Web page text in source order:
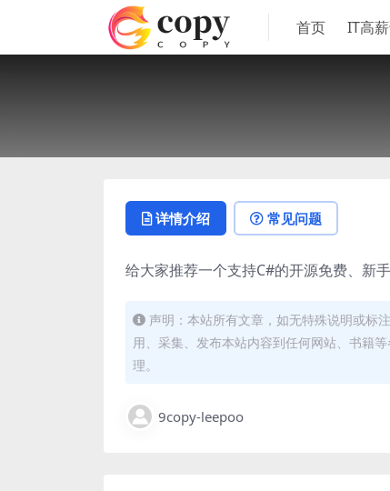
首页 IT高
详情介绍 常见问题
给大家推荐一个支持C#的开源免费、新
声明：本站所有文章，如无特殊说明或标
用、采集、发布本站内容到任何网站、书籍
理。
9copy-leepoo